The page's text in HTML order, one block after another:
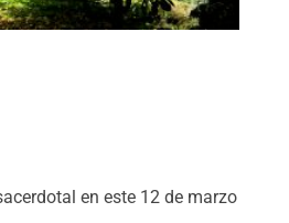
en este 12 de marzo